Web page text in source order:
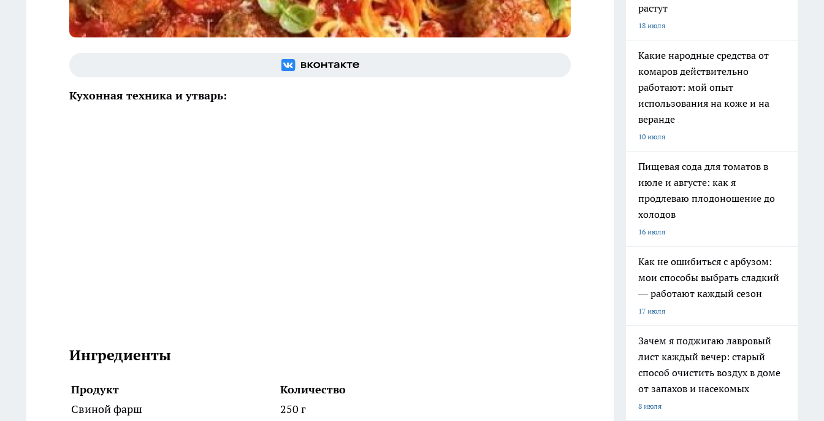
Кухонная техника и утварь:
Ингредиенты
Продукт
Количество
Свиной фарш
250 г
растут
18 июля
Какие народные средства от
комаров действительно
работают: мой опыт
использования на коже и на
веранде
10 июля
Пищевая сода для томатов в
июле и августе: как я
продлеваю плодоношение до
холодов
16 июля
Как не ошибиться с арбузом:
мои способы выбрать сладкий
— работают каждый сезон
17 июля
Зачем я поджигаю лавровый
лист каждый вечер: старый
способ очистить воздух в доме
от запахов и насекомых
8 июля